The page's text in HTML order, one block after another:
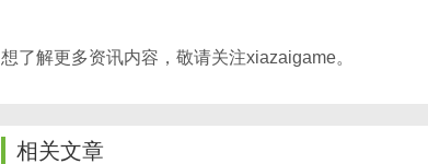
想了解更多资讯内容，敬请关注xiazaigame。
相关文章